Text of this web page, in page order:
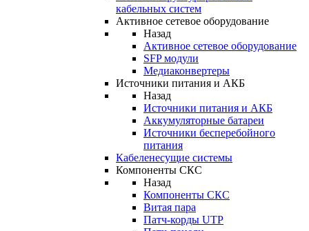
кабельных систем
Активное сетевое оборудование
Назад
Активное сетевое оборудование
SFP модули
Медиаконвертеры
Источники питания и АКБ
Назад
Источники питания и АКБ
Аккумуляторные батареи
Источники бесперебойного
питания
Кабеленесущие системы
Компоненты СКС
Назад
Компоненты СКС
Витая пара
Патч-корды UTP